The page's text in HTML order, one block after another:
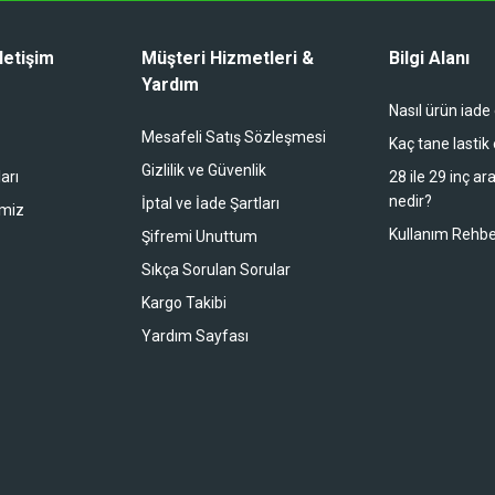
duruyor koltuk zaten full konfor
alışveriş yapacağım
bir alışveriş oldu. Teşekkürler.
Müşteri Hizmetleri &
Yardım
Mesafeli Satış Sözleşmesi
Gizlilik ve Güvenlik
İptal ve İade Şartları
Şifremi Unuttum
Sıkça Sorulan Sorular
Kargo Takibi
Yardım Sayfası
Bilgi Alanı
Nasıl ürün
Kaç tane lastik
28 ile 29 inç
nedir?
Kullanım